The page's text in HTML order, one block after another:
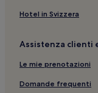
Mercato di
Centro
Napoli: Hotel con
Decumani: Resort e
Hotel in Svizzera
Assistenza clienti
Le mie prenotazioni
Domande frequenti